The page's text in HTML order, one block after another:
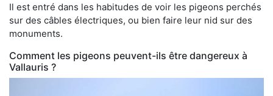
Il est entré dans les habitudes de voir les pigeons perchés
sur des câbles électriques, ou bien faire leur nid sur des
monuments.
Comment les pigeons peuvent-ils être dangereux à
Vallauris ?